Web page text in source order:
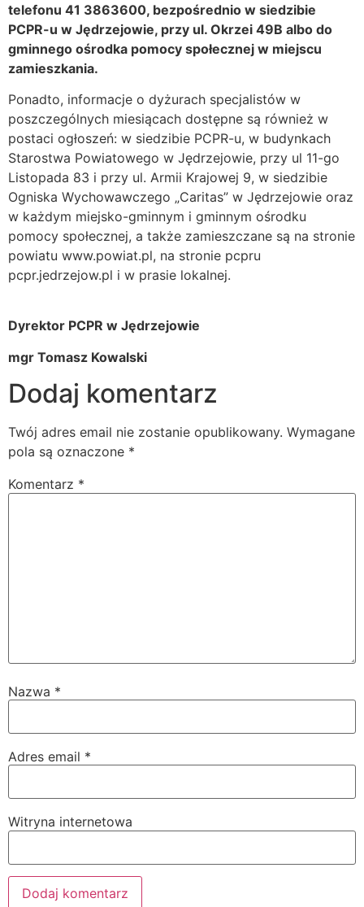
telefonu 41 3863600, bezpośrednio w siedzibie
PCPR-u w Jędrzejowie, przy ul. Okrzei 49B albo do
gminnego ośrodka pomocy społecznej w miejscu
zamieszkania.
Ponadto, informacje o dyżurach specjalistów w
poszczególnych miesiącach dostępne są również w
postaci ogłoszeń: w siedzibie PCPR-u, w budynkach
Starostwa Powiatowego w Jędrzejowie, przy ul 11-go
Listopada 83 i przy ul. Armii Krajowej 9, w siedzibie
Ogniska Wychowawczego „Caritas” w Jędrzejowie oraz
w każdym miejsko-gminnym i gminnym ośrodku
pomocy społecznej, a także zamieszczane są na stronie
powiatu www.powiat.pl, na stronie pcpru
pcpr.jedrzejow.pl i w prasie lokalnej.
Dyrektor PCPR w Jędrzejowie
mgr Tomasz Kowalski
Dodaj komentarz
Twój adres email nie zostanie opublikowany. Wymagane
pola są oznaczone *
Komentarz *
Nazwa *
Adres email *
Witryna internetowa